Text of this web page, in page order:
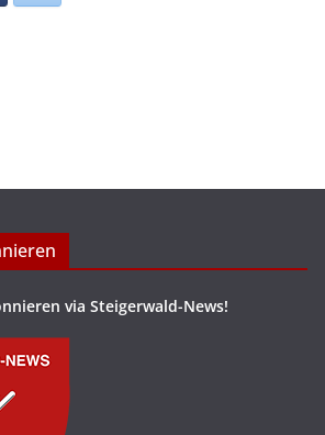
via Steigerwald-News!